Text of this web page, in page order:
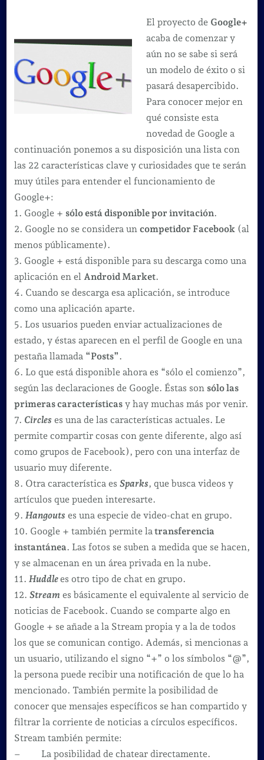
El proyecto de Google+
acaba de comenzar y
aún no se sabe si será
un modelo de éxito o si
pasará desapercibido.
Para conocer mejor en
qué consiste esta
novedad de Google a
continuación ponemos a su disposición una lista con
las 22 características clave y curiosidades que te serán
muy útiles para entender el funcionamiento de
Google+:
1. Google + sólo está disponible por invitación.
2. Google no se considera un competidor Facebook(al
menos públicamente).
3. Google + está disponible para su descarga como una
aplicación en el Android Market.
4. Cuando se descarga esa aplicación, se introduce
como una aplicación aparte.
5. Los usuarios pueden enviar actualizaciones de
estado, y éstas aparecen en el perfil de Google en una
pestaña llamada “Posts”.
6. Lo que está disponible ahora es “sólo el comienzo”,
según las declaraciones de Google. Éstas son sólo las
primeras característicasy hay muchas más por venir.
7. Circles es una de las características actuales. Le
permite compartir cosas con gente diferente, algo así
como grupos de Facebook), pero con una interfaz de
usuario muy diferente.
8. Otra característica es Sparks, que busca videos y
artículos que pueden interesarte.
9. Hangouts es una especie de video-chat en grupo.
10. Google + también permite la transferencia
instantánea. Las fotos se suben a medida que se hacen,
y se almacenan en un área privada en la nube.
11. Huddlees otro tipo de chat en grupo.
12. Stream es básicamente el equivalente al servicio de
noticias de Facebook. Cuando se comparte algo en
Google + se añade a la Stream propia y a la de todos
los que se comunican contigo. Además, si mencionas a
un usuario, utilizando el signo “+” o los símbolos “@”,
la persona puede recibir una notificación de que lo ha
mencionado. También permite la posibilidad de
conocer que mensajes específicos se han compartido y
filtrar la corriente de noticias a círculos específicos.
Stream también permite:
– La posibilidad de chatear directamente.